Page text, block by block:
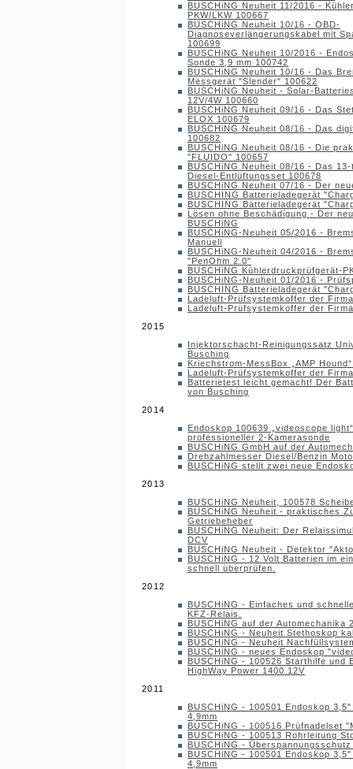
BUSCHiNG Neuheit 11/2016 -
PKW/LKW 100667
BUSCHiNG Neuheit 10/16 - OBD-
Diagnoseverlängerungskabel mit
100699
BUSCHiNG Neuheit 10/2016 -
Sonde 3,9 mm 100742
BUSCHiNG Neuheit 10/16 - Das
Messgerät "Slender" 100622
BUSCHiNG Neuheit - Solar-
12V/4W 100660
BUSCHiNG Neuheit 09/16 - Das
ELOX 100679
BUSCHiNG Neuheit 08/16 - Das
100682
BUSCHiNG Neuheit 08/16 - Die
"FLUIDO" 100657
BUSCHiNG Neuheit 08/16 - Das
Diesel-Entlüftungsset 100678
BUSCHiNG Neuheit 07/16 - Der
BUSCHING Batterieladegerät
BUSCHING Batterieladegerät
Lösen ohne Beschädigung - Der
BUSCHiNG
BUSCHiNG-Neuheit 05/2016 -
Manuell
BUSCHiNG-Neuheit 04/2016 -
"PenOhm 2.0"
BUSCHiNG Kühlerdruckprüfgerät-
BUSCHiNG-Neuheit 01/2016 -
BUSCHING Batterieladegerät
Ladeluft-Prüfsystemkoffer der
Ladeluft-Prüfsystemkoffer der
2015
Injektorschacht-Reinigungssatz
Busching
Kriechstrom-MessBox „AMP
Ladeluft-Prüfsystemkoffer der
Batterietest leicht gemacht! Der
von Busching
2014
Endoskop 100639 „videoscope
professioneller 2-Kamerasonde
BUSCHiNG GmbH auf der
Drehzahlmesser Diesel/Benzin
BUSCHiNG stellt zwei neue
2013
BUSCHiNG Neuheit, 100578
BUSCHiNG Neuheit - praktisches
Getriebeheber
BUSCHiNG Neuheit: Der
DCV
BUSCHiNG Neuheit - Detektor
BUSCHiNG - 12 Volt Batterien im
schnell überprüfen.
2012
BUSCHiNG - Einfaches und
KFZ-Relais.
BUSCHiNG auf der Automechanika
BUSCHiNG - Neuheit Stethoskop
BUSCHiNG - Neuheit
BUSCHiNG - neues Endoskop
BUSCHiNG - 100526 Starthilfe und
HighWay Power 1400 12V
2011
BUSCHiNG - 100501 Endoskop
4,9mm
BUSCHiNG - 100516 Prüfnadelset
BUSCHiNG - 100513 Rohrleitung
BUSCHiNG -
BUSCHiNG - 100501 Endoskop
4,9mm